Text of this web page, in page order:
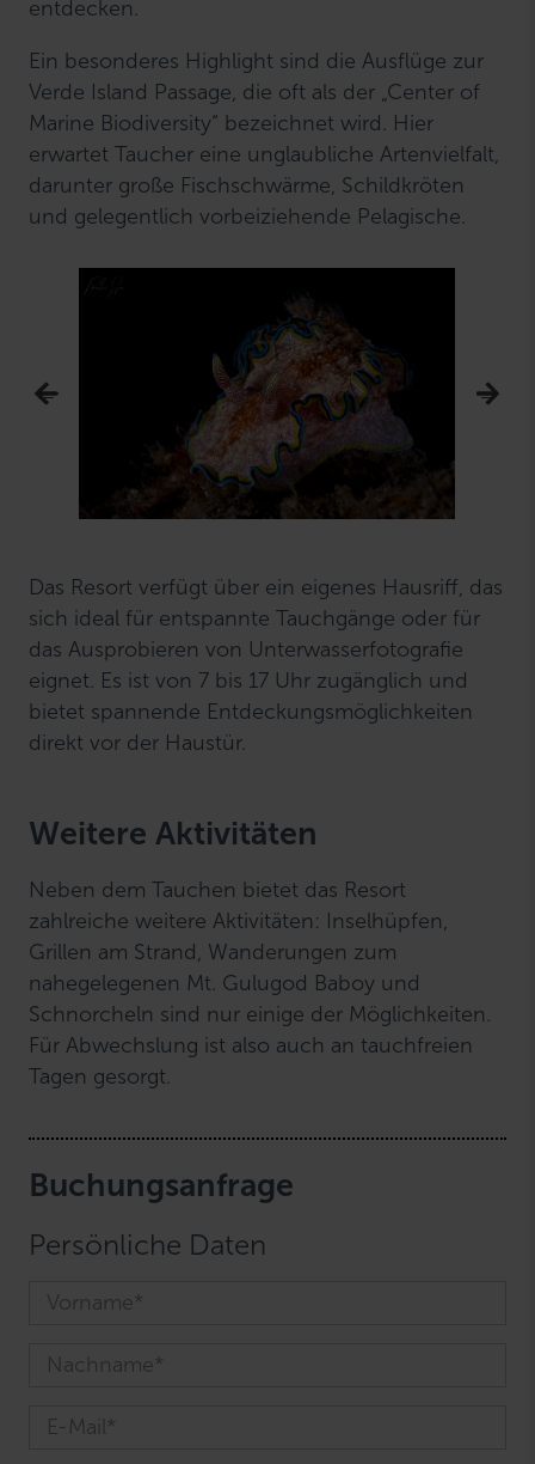
entdecken.
Ein besonderes Highlight sind die Ausflüge zur
Verde Island Passage, die oft als der „Center of
Marine Biodiversity“ bezeichnet wird. Hier
erwartet Taucher eine unglaubliche Artenvielfalt,
darunter große Fischschwärme, Schildkröten
und gelegentlich vorbeiziehende Pelagische.
Das Resort verfügt über ein eigenes Hausriff, das
sich ideal für entspannte Tauchgänge oder für
das Ausprobieren von Unterwasserfotografie
eignet. Es ist von 7 bis 17 Uhr zugänglich und
bietet spannende Entdeckungsmöglichkeiten
direkt vor der Haustür.
Weitere Aktivitäten
Neben dem Tauchen bietet das Resort
zahlreiche weitere Aktivitäten: Inselhüpfen,
Grillen am Strand, Wanderungen zum
nahegelegenen Mt. Gulugod Baboy und
Schnorcheln sind nur einige der Möglichkeiten.
Für Abwechslung ist also auch an tauchfreien
Tagen gesorgt.
Buchungsanfrage
Persönliche Daten